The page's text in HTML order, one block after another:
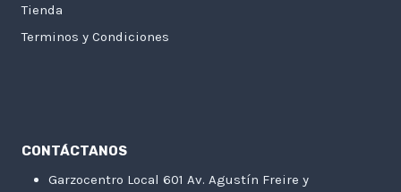
Tienda
Terminos y Condiciones
CONTÁCTANOS
Garzocentro Local 601 Av. Agustín Freire y